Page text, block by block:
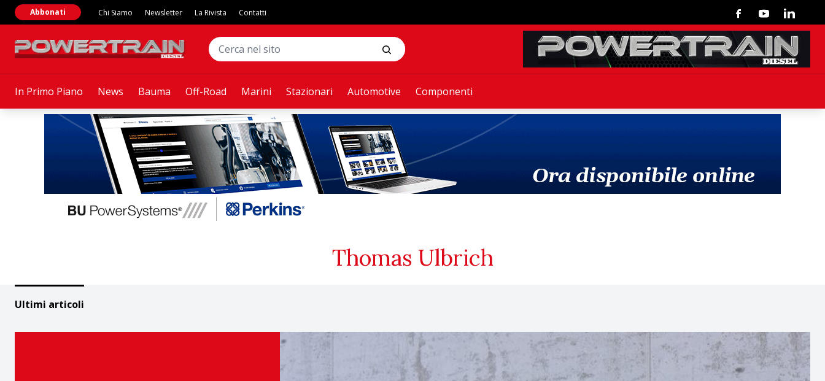
In Primo Piano News Bauma Off-Road Marini Stazionari Automotive Componenti
Abbonati Chi Siamo Newsletter La Rivista Contatti FacebookYoutubeLinkedin
Thomas Ulbrich
Ultimi articoli